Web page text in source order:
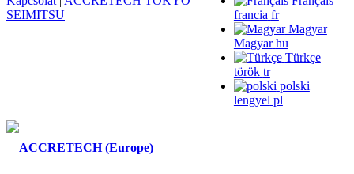
francia fr
Magyar
Magyar hu
Türkçe
török tr
polski
lengyel pl
SEIMITSU